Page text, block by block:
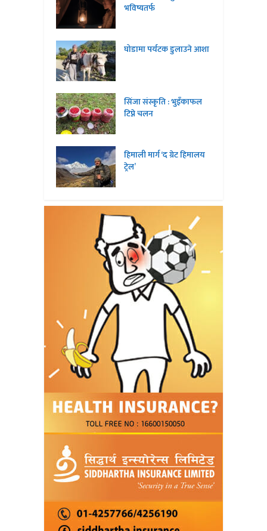
भविष्यतर्फ
घोडामा पर्यटक डुलाउने आशा
सिंजा संस्कृति : भुइँकाफल
टिप्ने चलन
हिमाली मार्ग ‘द ग्रेट हिमालय
ट्रेल’